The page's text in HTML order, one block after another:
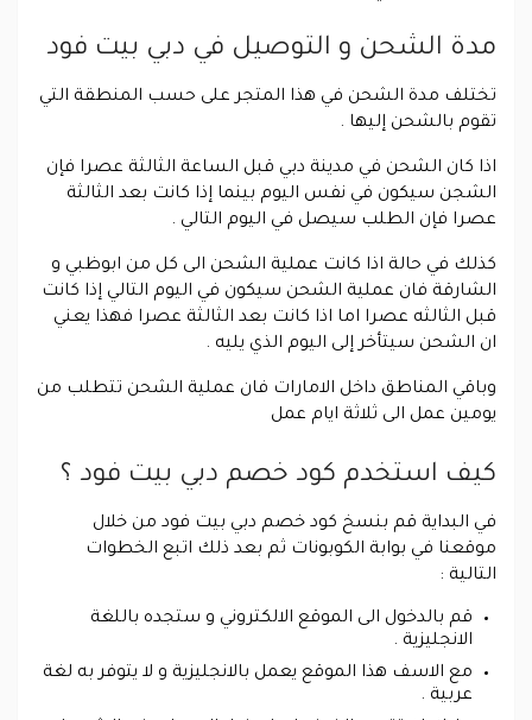
مدة الشحن و التوصيل في دبي بيت فود
تختلف مدة الشحن في هذا المتجر على حسب المنطقة التي
تقوم بالشحن إليها .
اذا كان الشحن في مدينة دبي قبل الساعة الثالثة عصرا فإن
الشجن سيكون في نفس اليوم بينما إذا كانت بعد الثالثة
عصرا فإن الطلب سيصل في اليوم التالي .
كذلك في حالة اذا كانت عملية الشحن الى كل من ابوظبي و
الشارقة فان عملية الشحن سيكون في اليوم التالي إذا كانت
قبل الثالثه عصرا اما اذا كانت بعد الثالثة عصرا فهذا يعني
ان الشحن سيتأخر إلى اليوم الذي يليه .
وباقي المناطق داخل الامارات فان عملية الشحن تتطلب من
يومين عمل الى ثلاثة ايام عمل
كيف استخدم كود خصم دبي بيت فود ؟
في البداية قم بنسخ كود خصم دبي بيت فود من خلال
موقعنا في بوابة الكوبونات ثم بعد ذلك اتبع الخطوات
التالية :
قم بالدخول الى الموقع الالكتروني و ستجده باللغة
الانجليزية .
مع الاسف هذا الموقع يعمل بالانجليزية و لا يتوفر به لغة
عربية .